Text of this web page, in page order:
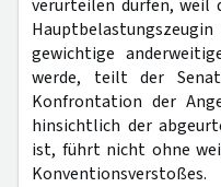
verurteilen dürfen, weil
gewichtige
werde, teilt der
Konfrontation der
hinsichtlich der
ist, führt nicht ohne
Konventionsverstoßes.